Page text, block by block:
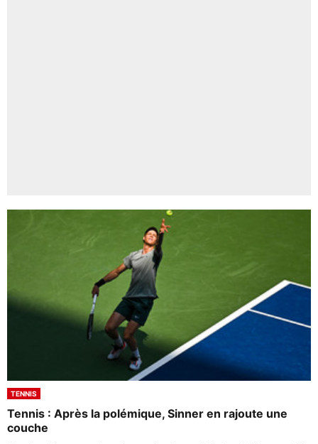
TENNIS
Tennis : Après la polémique, Sinner en rajoute une
couche